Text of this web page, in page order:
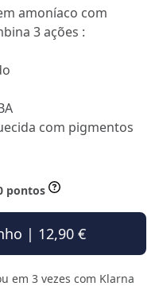
amoníaco com
3 ações :
com pigmentos
pontos
| 12,90 €
em 3 vezes com Klarna